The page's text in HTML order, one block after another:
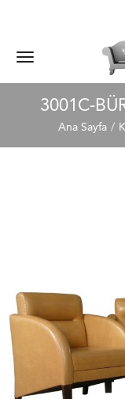
3001C-
Ana Sayfa